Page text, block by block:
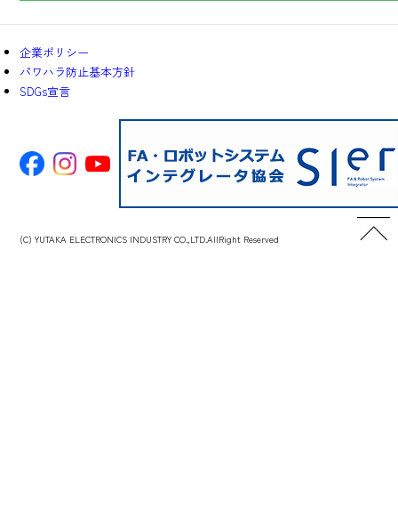
企業ポリシー
パワハラ防止基本方針
SDGs宣言
(C) YUTAKA ELECTRONICS INDUSTRY CO.,LTD.AllRight Reserved